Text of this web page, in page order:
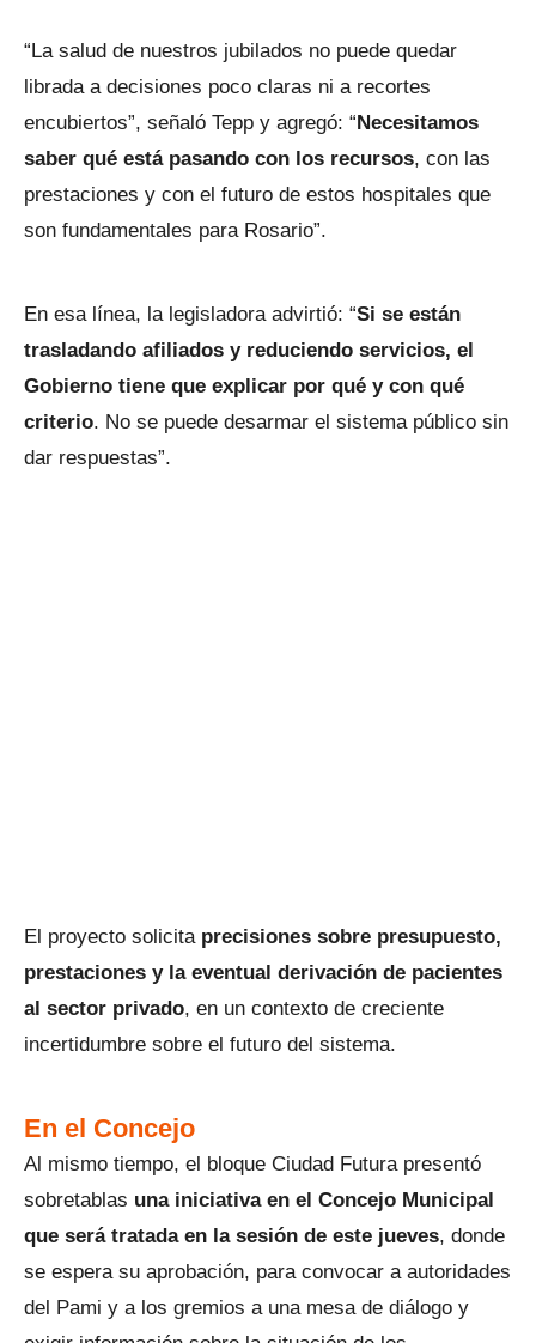
“La salud de nuestros jubilados no puede quedar
librada a decisiones poco claras ni a recortes
encubiertos”, señaló Tepp y agregó: “Necesitamos
saber qué está pasando con los recursos, con las
prestaciones y con el futuro de estos hospitales que
son fundamentales para Rosario”.
En esa línea, la legisladora advirtió: “Si se están
trasladando afiliados y reduciendo servicios, el
Gobierno tiene que explicar por qué y con qué
criterio. No se puede desarmar el sistema público sin
dar respuestas”.
El proyecto solicita precisiones sobre presupuesto,
prestaciones y la eventual derivación de pacientes
al sector privado, en un contexto de creciente
incertidumbre sobre el futuro del sistema.
En el Concejo
Al mismo tiempo, el bloque Ciudad Futura presentó
sobretablas una iniciativa en el Concejo Municipal
que será tratada en la sesión de este jueves, donde
se espera su aprobación, para convocar a autoridades
del Pami y a los gremios a una mesa de diálogo y